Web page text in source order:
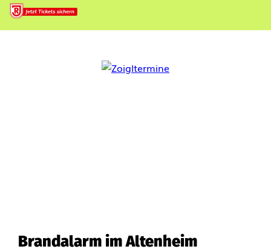
Brandalarm im Altenheim